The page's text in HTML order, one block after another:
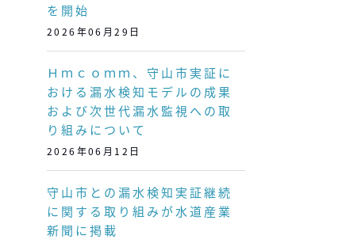
を開始
2026年06月29日
Ｈｍｃｏｍｍ、守山市実証に
おける漏水検知モデルの成果
および次世代漏水監視への取
り組みについて
2026年06月12日
守山市との漏水検知実証継続
に関する取り組みが水道産業
新聞に掲載